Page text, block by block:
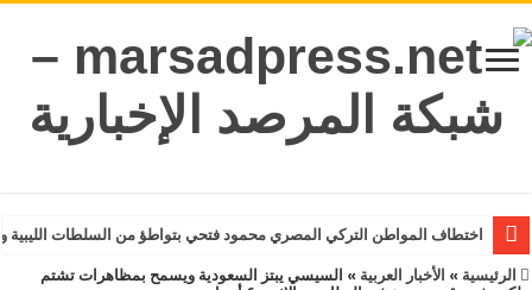
اختطاف المواطن التركي المصري محمود فتحي بتواطؤ من السلطات
الرئيسية » الأخبار العربية » السيسي يبتز السعودية ويسمح بمظاهرات تشتم